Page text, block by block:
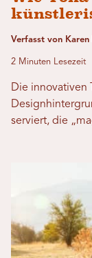
Verfasst von Karen
2 Minuten Lesezeit
Die innovativen
serviert, die